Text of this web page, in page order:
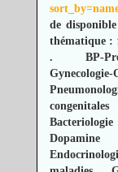
de
thématique :
.
BP-
Gynecologie-
Bacteriologie
Dopamine